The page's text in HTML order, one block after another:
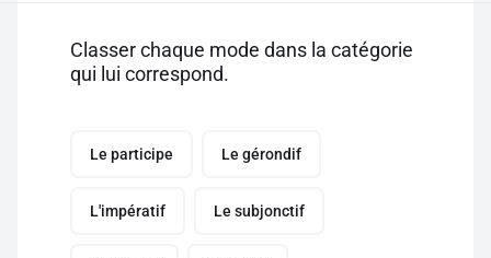
Classer chaque mode dans la catégorie
qui lui correspond.
Le participe Le gérondif
L'impératif Le subjonctif